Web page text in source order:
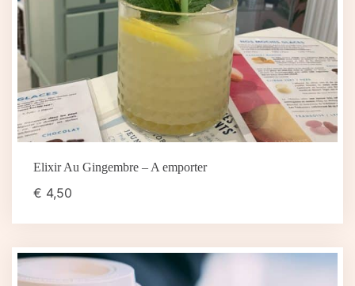
Elixir Au Gingembre – A emporter
€ 4,50